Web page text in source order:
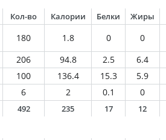
Кол-во Калории Белки Жиры
180 1.8 0 0
206 94.8 2.5 6.4
100 136.4 15.3 5.9
6 2 0.1 0
492 235 17 12